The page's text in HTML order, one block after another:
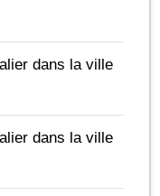
dans la ville
dans la ville